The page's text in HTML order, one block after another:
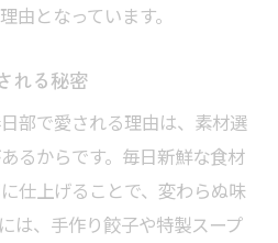
由となっています。
れる秘密
部で愛される理由は、素材選
るからです。毎日新鮮な食材
仕上げることで、変わらぬ味
は、手作り餃子や特製スープ